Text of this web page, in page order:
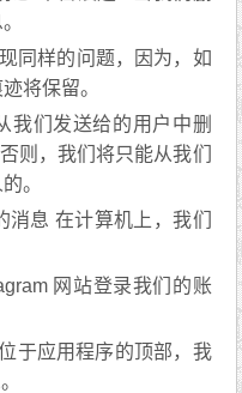
同样的问题，因为，如
将保留。
我们发送给的用户中删
则，我们将只能从我们
。
消息 在计算机上，我们
网站登录我们的账
于应用程序的顶部，我